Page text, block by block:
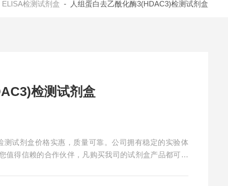
ELISA检测试剂盒 - 人组蛋白去乙酰化酶3(HDAC3)检测试剂盒
检测试剂盒
试剂盒价格实惠，质量可靠。公司拥有稳定的实验体
值得信赖的合作伙伴，凡购买我司的试剂盒产品都可提